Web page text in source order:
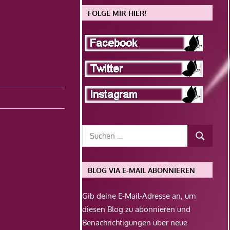
FOLGE MIR HIER!
BLOG VIA E-MAIL ABONNIEREN
Gib deine E-Mail-Adresse an, um
diesen Blog zu abonnieren und
Benachrichtigungen über neue